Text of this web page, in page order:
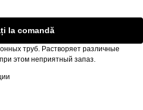
la comandă
труб. Растворяет различные
этом неприятный запаз.